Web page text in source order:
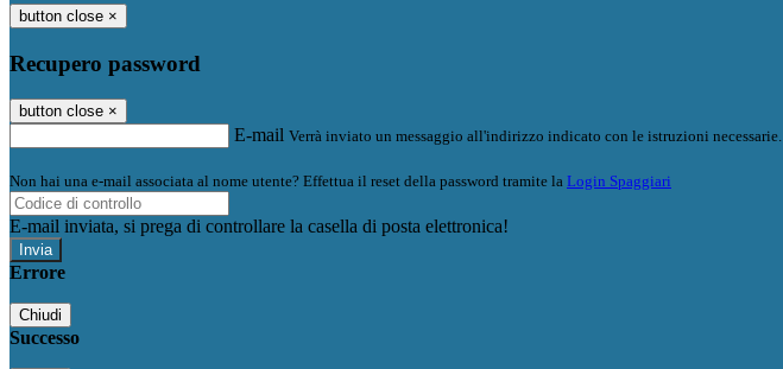
button close ×
Recupero password
button close ×
E-mail Verrà inviato un messaggio all'indirizzo indicato con le istruzioni necessarie.
Non hai una e-mail associata al nome utente? Effettua il reset della password tramite la Login Spaggiari
E-mail inviata, si prega di controllare la casella di posta elettronica!
Errore
Chiudi
Successo